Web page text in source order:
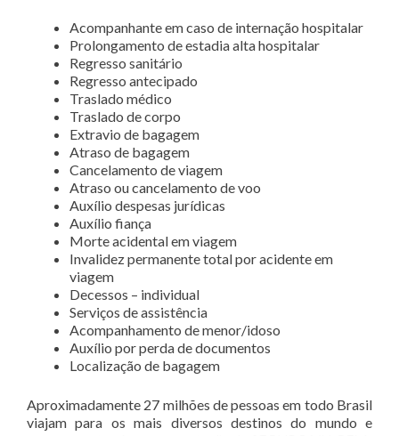
Acompanhante em caso de internação hospitalar
Prolongamento de estadia alta hospitalar
Regresso sanitário
Regresso antecipado
Traslado médico
Traslado de corpo
Extravio de bagagem
Atraso de bagagem
Cancelamento de viagem
Atraso ou cancelamento de voo
Auxílio despesas jurídicas
Auxílio fiança
Morte acidental em viagem
Invalidez permanente total por acidente em
viagem
Decessos – individual
Serviços de assistência
Acompanhamento de menor/idoso
Auxílio por perda de documentos
Localização de bagagem
Aproximadamente 27 milhões de pessoas em todo Brasil
viajam para os mais diversos destinos do mundo e